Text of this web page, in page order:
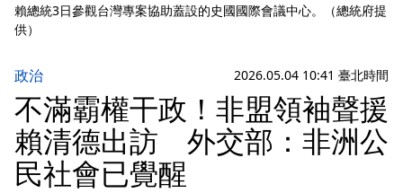
賴總統3日參觀台灣專案協助蓋設的史國國際會議中心。（總統府提
供）
政治 2026.05.04 10:41 臺北時間
不滿霸權干政！非盟領袖聲援
賴清德出訪 外交部：非洲公
民社會已覺醒